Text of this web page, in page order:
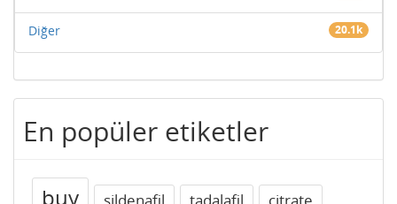
Diğer 20.1k
En popüler etiketler
buy